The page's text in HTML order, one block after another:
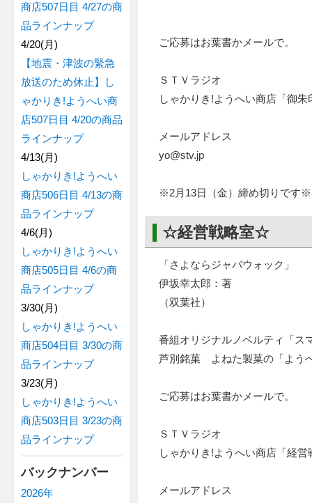
ご応募はお葉書かメールで。
ＳＴＶラジオ
しゃかりき!ようへい商店「御
メールアドレス
yo@stv.jp
※2月13日（金）締め切りです※
☆経営戦略室☆
「さよならジャバウォック」
伊坂幸太郎：著
（双葉社）
番組オリジナルノベルティ「ス
芦別銘菓 よねた製菓の「よう
ご応募はお葉書かメールで。
ＳＴＶラジオ
しゃかりき!ようへい商店「経営
メールアドレス
商店507日目 4/27の商
品ラインナップ
4/20(月)
【地震・津波の緊急
放送のため休止】し
ゃかりき!ようへい商
店507日目 4/20の商品
ラインナップ
4/13(月)
しゃかりき!ようへい
商店506日目 4/13の商
品ラインナップ
4/6(月)
しゃかりき!ようへい
商店505日目 4/6の商
品ラインナップ
3/30(月)
しゃかりき!ようへい
商店504日目 3/30の商
品ラインナップ
3/23(月)
しゃかりき!ようへい
商店503日目 3/23の商
品ラインナップ
バックナンバー
2026年